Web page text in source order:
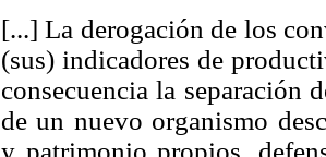
[...] La derogación de los
(sus) indicadores de
consecuencia la separación
de un nuevo organismo
y patrimonio propios,